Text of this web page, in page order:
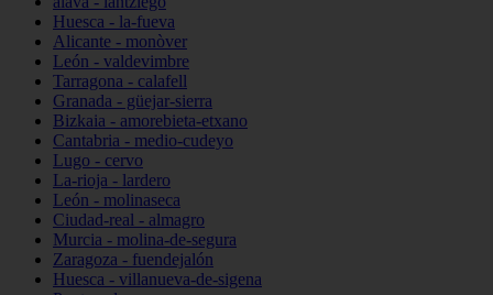
Huesca - la-fueva
Alicante - monòver
León - valdevimbre
Tarragona - calafell
Granada - güejar-sierra
Bizkaia - amorebieta-etxano
Cantabria - medio-cudeyo
Lugo - cervo
La-rioja - lardero
León - molinaseca
Ciudad-real - almagro
Murcia - molina-de-segura
Zaragoza - fuendejalón
Huesca - villanueva-de-sigena